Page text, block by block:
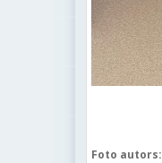
Foto autors: